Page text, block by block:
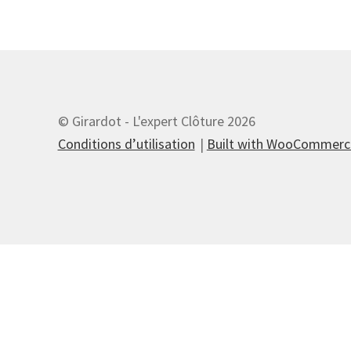
© Girardot - L'expert Clôture 2026
Conditions d’utilisation
Built with